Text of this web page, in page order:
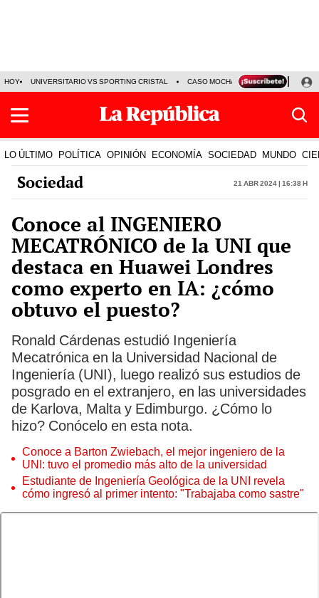
HOY UNIVERSITARIO VS SPORTING CRISTAL CASO MOCHASUELDOS
LO ÚLTIMO POLÍTICA OPINIÓN ECONOMÍA SOCIEDAD MUNDO
Sociedad 21 Abr 2024 | 16:38 h
Conoce al INGENIERO
MECATRÓNICO de la UNI que
destaca en Huawei Londres
como experto en IA: ¿cómo
obtuvo el puesto?
Ronald Cárdenas estudió Ingeniería
Mecatrónica en la Universidad Nacional de
Ingeniería (UNI), luego realizó sus estudios de
posgrado en el extranjero, en las universidades
de Karlova, Malta y Edimburgo. ¿Cómo lo
hizo? Conócelo en esta nota.
Conoce a Barton Zwiebach, el mejor ingeniero de la
UNI: tuvo el promedio más alto de la universidad
Estudiante de Ingeniería Geológica de la UNI revela
cómo ingresó al primer intento: "Trabajaba como sastre"